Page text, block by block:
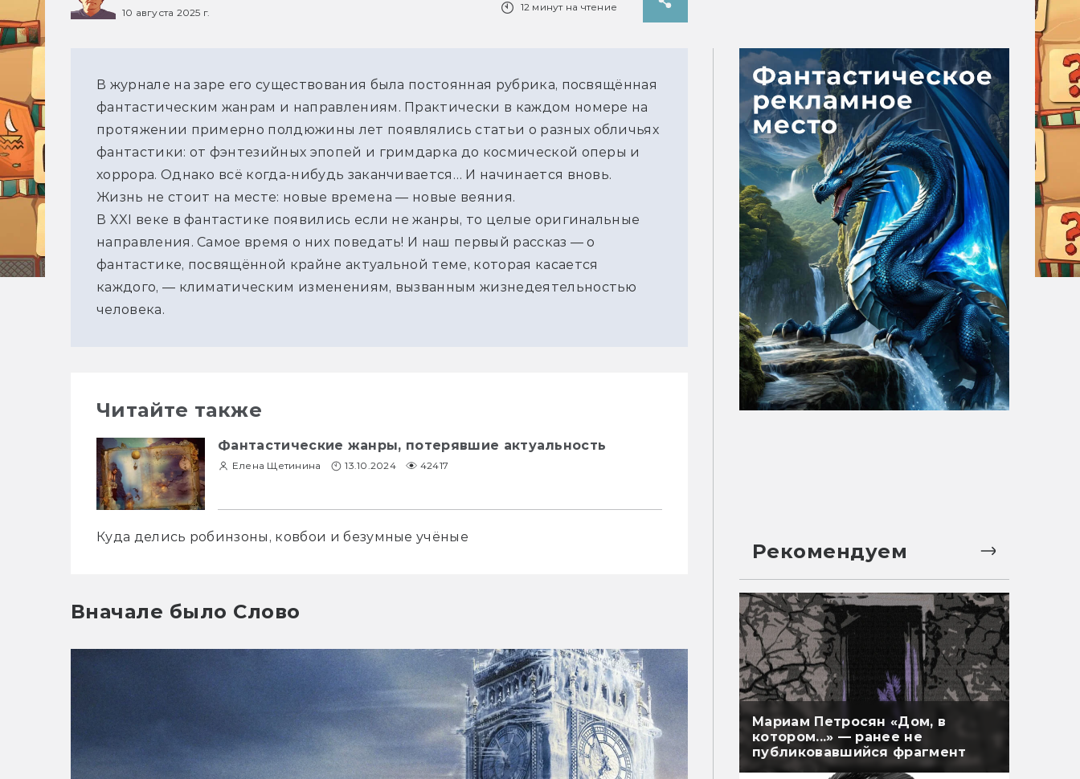
10 августа 2025 г.
12 минут на чтение
В журнале на заре его существования была постоянная рубрика, посвящённая
фантастическим жанрам и направлениям. Практически в каждом номере на
протяжении примерно полдюжины лет появлялись статьи о разных обличьях
фантастики: от фэнтезийных эпопей и гримдарка до космической оперы и
хоррора. Однако всё когда-нибудь заканчивается… И начинается вновь.
Жизнь не стоит на месте: новые времена — новые веяния.
В XXI веке в фантастике появились если не жанры, то целые оригинальные
направления. Самое время о них поведать! И наш первый рассказ — о
фантастике, посвящённой крайне актуальной теме, которая касается
каждого, — климатическим изменениям, вызванным жизнедеятельностью
человека.
Читайте также
Фантастические жанры, потерявшие актуальность
Елена Щетинина 13.10.2024 42417
Куда делись робинзоны, ковбои и безумные учёные
Вначале было Слово
Рекомендуем
Мариам Петросян «Дом, в
котором...» — ранее не
публиковавшийся фрагмент